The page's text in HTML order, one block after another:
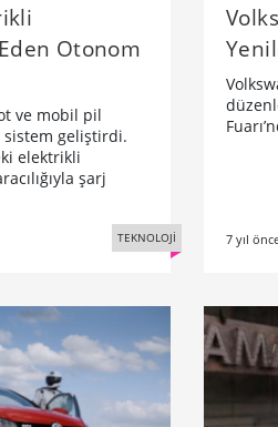
Otonom
ve mobil pil
sistem geliştirdi.
elektrikli
şarj
TEKNOLOJİ 7 yıl